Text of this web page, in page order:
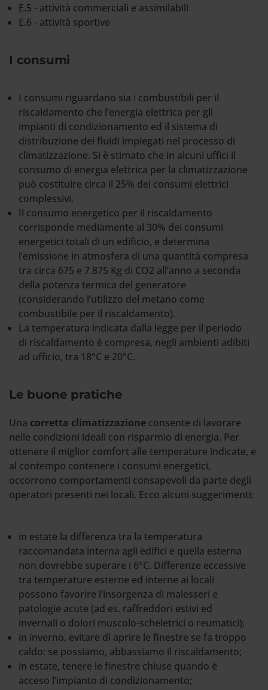
E.5 - attività commerciali e assimilabili
E.6 - attività sportive
I consumi
I consumi riguardano sia i combustibili per il
riscaldamento che l’energia elettrica per gli
impianti di condizionamento ed il sistema di
distribuzione dei fluidi impiegati nel processo di
climatizzazione. Si è stimato che in alcuni uffici il
consumo di energia elettrica per la climatizzazione
può costituire circa il 25% dei consumi elettrici
complessivi.
Il consumo energetico per il riscaldamento
corrisponde mediamente al 30% dei consumi
energetici totali di un edificio, e determina
l’emissione in atmosfera di una quantità compresa
tra circa 675 e 7.875 Kg di CO2 all’anno a seconda
della potenza termica del generatore
(considerando l’utilizzo del metano come
combustibile per il riscaldamento).
La temperatura indicata dalla legge per il periodo
di riscaldamento è compresa, negli ambienti adibiti
ad ufficio, tra 18°C e 20°C.
Le buone pratiche
Una corretta climatizzazione consente di lavorare
nelle condizioni ideali con risparmio di energia. Per
ottenere il miglior comfort alle temperature indicate, e
al contempo contenere i consumi energetici,
occorrono comportamenti consapevoli da parte degli
operatori presenti nei locali. Ecco alcuni suggerimenti:
in estate la differenza tra la temperatura
raccomandata interna agli edifici e quella esterna
non dovrebbe superare i 6°C. Differenze eccessive
tra temperature esterne ed interne ai locali
possono favorire l’insorgenza di malesseri e
patologie acute (ad es. raffreddori estivi ed
invernali o dolori muscolo-scheletrici o reumatici);
in inverno, evitare di aprire le finestre se fa troppo
caldo: se possiamo, abbassiamo il riscaldamento;
in estate, tenere le finestre chiuse quando è
acceso l’impianto di condizionamento;